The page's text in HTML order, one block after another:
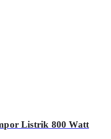
Listrik 800 Watt